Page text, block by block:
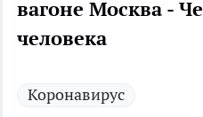
вагоне Москва -
человека
Коронавирус